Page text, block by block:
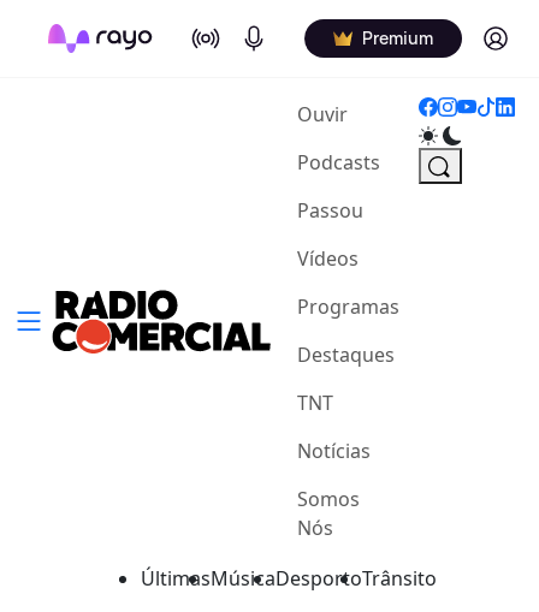
On Air Podcasts Premium Log in
Ouvir(current)
Podcasts
Passou
Vídeos
Programas
Destaques
TNT
Notícias
Somos
Nós
ÚltimasMúsicaDesportoTrânsito